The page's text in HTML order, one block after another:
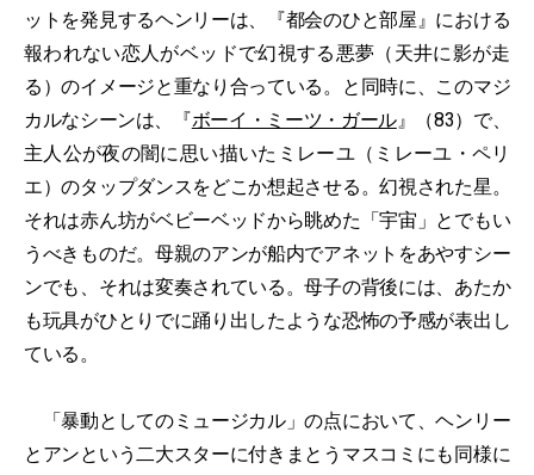
ットを発見するヘンリーは、『都会のひと部屋』における
報われない恋人がベッドで幻視する悪夢（天井に影が走
る）のイメージと重なり合っている。と同時に、このマジ
カルなシーンは、『ボーイ・ミーツ・ガール』（83）で、
主人公が夜の闇に思い描いたミレーユ（ミレーユ・ペリ
エ）のタップダンスをどこか想起させる。幻視された星。
それは赤ん坊がベビーベッドから眺めた「宇宙」とでもい
うべきものだ。母親のアンが船内でアネットをあやすシー
ンでも、それは変奏されている。母子の背後には、あたか
も玩具がひとりでに踊り出したような恐怖の予感が表出し
ている。
「暴動としてのミュージカル」の点において、ヘンリー
とアンという二大スターに付きまとうマスコミにも同様に